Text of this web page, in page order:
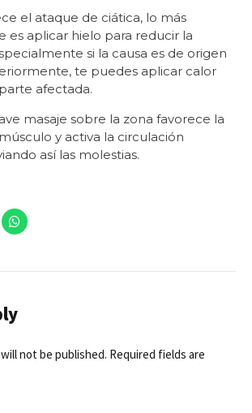
el ataque de ciática, lo más
es aplicar hielo para reducir la
si la causa es de origen
te puedes aplicar calor
afectada.
masaje sobre la zona favorece la
y activa la circulación
así las molestias.
not be published. Required fields are